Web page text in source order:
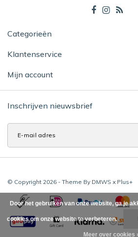
Categorieën
Klantenservice
Mijn account
Inschrijven nieuwsbrief
© Copyright 2026 - Theme By DMWS x Plus+
Door het gebruiken van onze website, ga je
cookies om onze website te verbeteren.
Meer over cookies